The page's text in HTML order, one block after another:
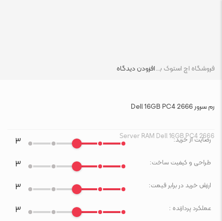
فروشگاه اچ استوک بازار انلاین تجهیزات کامپیوتر استوکافزودن دیدگاه
رم سرور Dell 16GB PC4 2666
Server RAM Dell 16GB PC4 2666
رضایت از خرید: ۳
طراحی و کیفیت ساخت: ۳
ارزش خرید در برابر قیمت: ۳
عملکرد پردازنده : ۳